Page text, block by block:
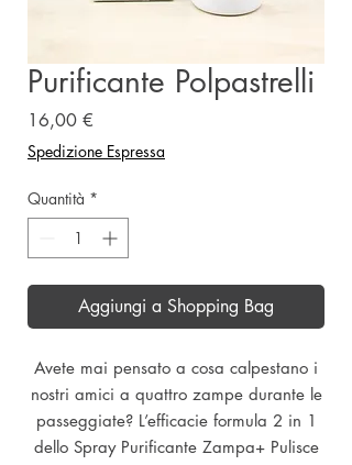
Purificante Polpastrelli
16,00 €
Spedizione Espressa
Quantità *
Aggiungi a Shopping Bag
Avete mai pensato a cosa calpestano i
nostri amici a quattro zampe durante le
passeggiate? L’efficacie formula 2 in 1
dello Spray Purificante Zampa+ Pulisce